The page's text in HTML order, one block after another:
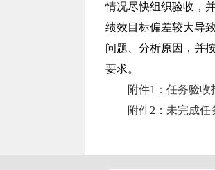
情况尽快组织验收，
绩效目标偏差较大导
问题、分析原因，并
要求。
附件1：任务验收
附件2：未完成任